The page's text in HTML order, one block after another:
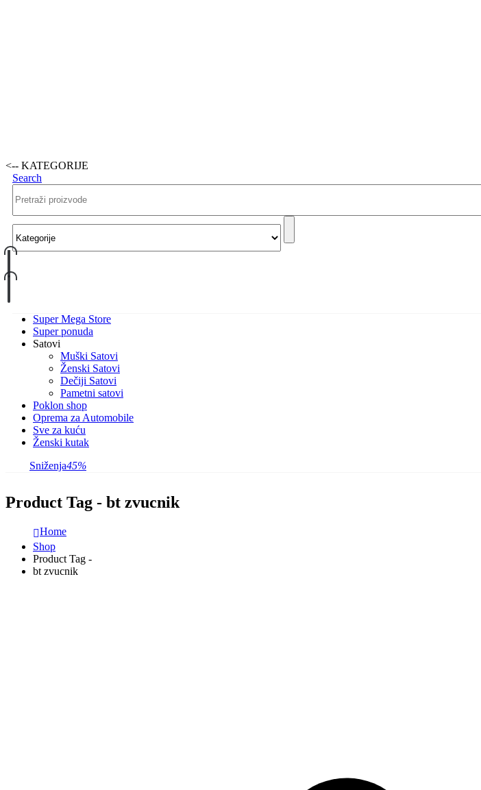
<-- KATEGORIJE
Search
Super Mega Store
Super ponuda
Satovi
Muški Satovi
Ženski Satovi
Dečiji Satovi
Pametni satovi
Poklon shop
Oprema za Automobile
Sve za kuću
Ženski kutak
Sniženja45%
Product Tag - bt zvucnik
Home
Shop
Product Tag -
bt zvucnik